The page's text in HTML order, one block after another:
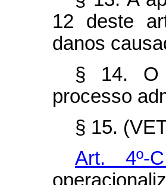
12 deste
danos
§ 14. O
processo
§ 15.
Art. 4º-